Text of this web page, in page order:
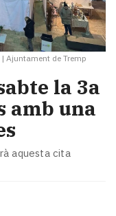
| Ajuntament de Tremp
la 3a
amb una
aquesta cita